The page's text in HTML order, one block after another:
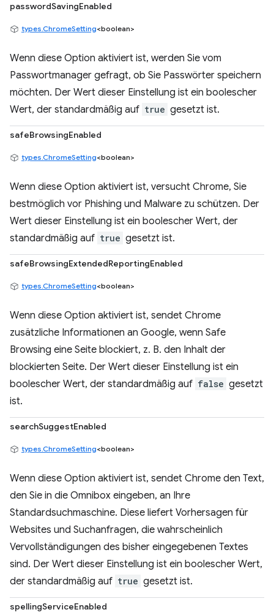
passwordSavingEnabled
types.ChromeSetting<boolean>
Wenn diese Option aktiviert ist, werden Sie vom
Passwortmanager gefragt, ob Sie Passwörter speichern
möchten. Der Wert dieser Einstellung ist ein boolescher
Wert, der standardmäßig auf true gesetzt ist.
safeBrowsingEnabled
types.ChromeSetting<boolean>
Wenn diese Option aktiviert ist, versucht Chrome, Sie
bestmöglich vor Phishing und Malware zu schützen. Der
Wert dieser Einstellung ist ein boolescher Wert, der
standardmäßig auf true gesetzt ist.
safeBrowsingExtendedReportingEnabled
types.ChromeSetting<boolean>
Wenn diese Option aktiviert ist, sendet Chrome
zusätzliche Informationen an Google, wenn Safe
Browsing eine Seite blockiert, z. B. den Inhalt der
blockierten Seite. Der Wert dieser Einstellung ist ein
boolescher Wert, der standardmäßig auf false gesetzt
ist.
searchSuggestEnabled
types.ChromeSetting<boolean>
Wenn diese Option aktiviert ist, sendet Chrome den Text,
den Sie in die Omnibox eingeben, an Ihre
Standardsuchmaschine. Diese liefert Vorhersagen für
Websites und Suchanfragen, die wahrscheinlich
Vervollständigungen des bisher eingegebenen Textes
sind. Der Wert dieser Einstellung ist ein boolescher Wert,
der standardmäßig auf true gesetzt ist.
spellingServiceEnabled